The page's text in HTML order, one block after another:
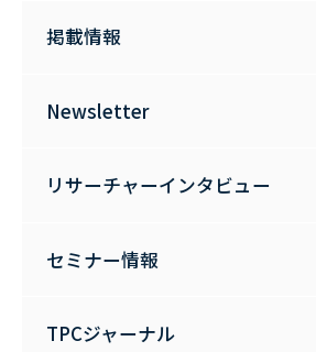
掲載情報
Newsletter
リサーチャーインタビュー
セミナー情報
TPCジャーナル